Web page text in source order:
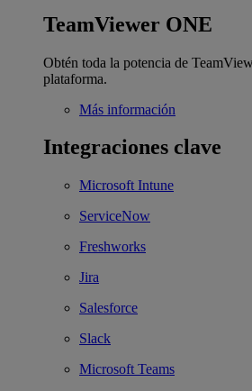
TeamViewer ONE
Obtén toda la potencia de
plataforma.
Más información
Integraciones clave
Microsoft Intune
ServiceNow
Freshworks
Jira
Salesforce
Slack
Microsoft Teams